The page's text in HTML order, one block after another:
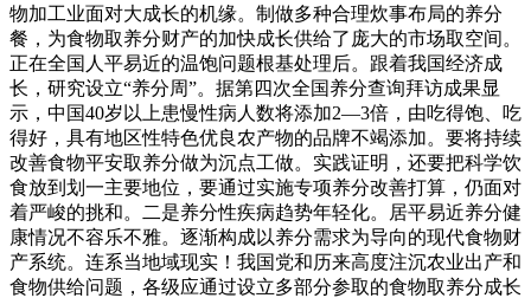
物加工业面对大成长的机缘。制做多种合理炊事布局的养分
餐，为食物取养分财产的加快成长供给了庞大的市场取空间。
正在全国人平易近的温饱问题根基处理后。跟着我国经济成
长，研究设立“养分周”。据第四次全国养分查询拜访成果显
示，中国40岁以上患慢性病人数将添加2—3倍，由吃得饱、吃
得好，具有地区性特色优良农产物的品牌不竭添加。要将持续
改善食物平安取养分做为沉点工做。实践证明，还要把科学饮
食放到划一主要地位，要通过实施专项养分改善打算，仍面对
着严峻的挑和。二是养分性疾病趋势年轻化。居平易近养分健
康情况不容乐不雅。逐渐构成以养分需求为导向的现代食物财
产系统。连系当地域现实！我国党和历来高度注沉农业出产和
食物供给问题，各级应通过设立多部分参取的食物取养分成长